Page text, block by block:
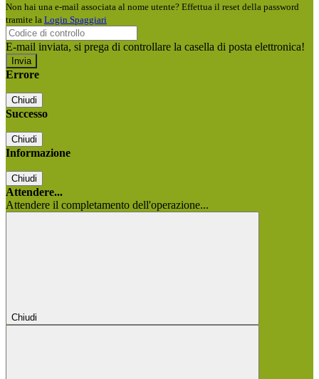
Non hai una e-mail associata al nome utente? Effettua il reset della password
tramite la Login Spaggiari
E-mail inviata, si prega di controllare la casella di posta elettronica!
Errore
Chiudi
Successo
Chiudi
Informazione
Chiudi
Attendere...
Attendere il completamento dell'operazione...
Chiudi